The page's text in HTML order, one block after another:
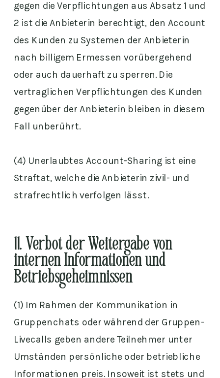
gegen die Verpflichtungen aus Absatz 1 und
2 ist die Anbieterin berechtigt, den Account
des Kunden zu Systemen der Anbieterin
nach billigem Ermessen vorübergehend
oder auch dauerhaft zu sperren. Die
vertraglichen Verpflichtungen des Kunden
gegenüber der Anbieterin bleiben in diesem
Fall unberührt.
(4) Unerlaubtes Account-Sharing ist eine
Straftat, welche die Anbieterin zivil- und
strafrechtlich verfolgen lässt.
(1) Im Rahmen der Kommunikation in
Gruppenchats oder während der Gruppen-
Livecalls geben andere Teilnehmer unter
Umständen persönliche oder betriebliche
Informationen preis. Insoweit ist stets und
11. Verbot der Weitergabe von
internen Informationen und
Betriebsgeheimnissen